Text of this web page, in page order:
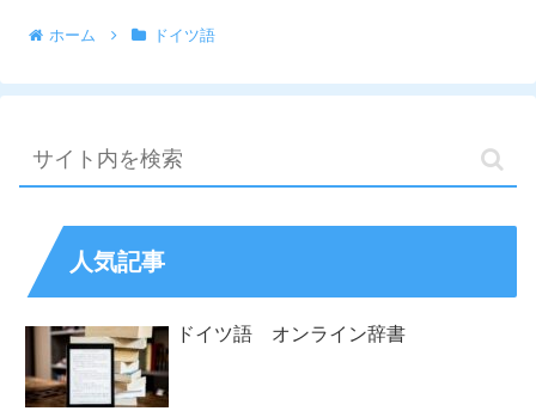
ホーム ドイツ語
人気記事
ドイツ語 オンライン辞書